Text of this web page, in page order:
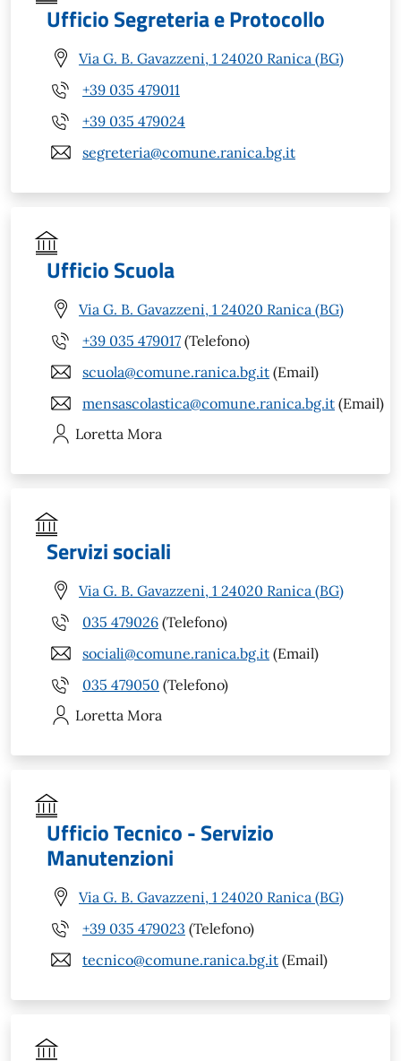
Ufficio Segreteria e Protocollo
Via G. B. Gavazzeni, 1 24020 Ranica (BG)
+39 035 479011
+39 035 479024
segreteria@comune.ranica.bg.it
Ufficio Scuola
Via G. B. Gavazzeni, 1 24020 Ranica (BG)
+39 035 479017 (Telefono)
scuola@comune.ranica.bg.it (Email)
mensascolastica@comune.ranica.bg.it (Email)
Loretta Mora
Servizi sociali
Via G. B. Gavazzeni, 1 24020 Ranica (BG)
035 479026 (Telefono)
sociali@comune.ranica.bg.it (Email)
035 479050 (Telefono)
Loretta Mora
Ufficio Tecnico - Servizio
Manutenzioni
Via G. B. Gavazzeni, 1 24020 Ranica (BG)
+39 035 479023 (Telefono)
tecnico@comune.ranica.bg.it (Email)